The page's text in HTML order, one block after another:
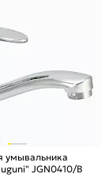
умывальника
JGN0410/В